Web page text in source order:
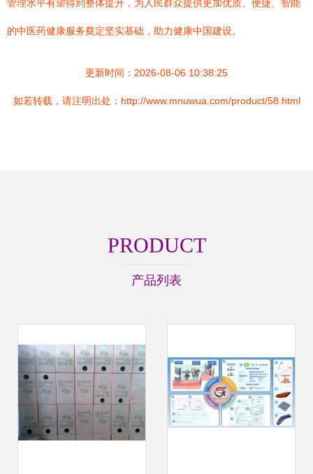
管理水平有望得到整体提升，为人民群众提供更加优质、便捷、智能
的中医药健康服务奠定坚实基础，助力健康中国建设。
更新时间：2026-08-06 10:38:25
如若转载，请注明出处：http://www.mnuwua.com/product/58.html
PRODUCT
产品列表